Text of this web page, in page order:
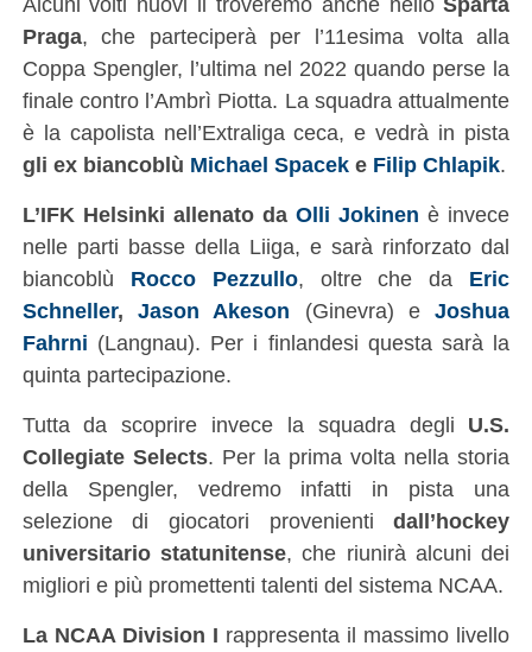
Praga, che parteciperà per l’11esima volta alla
Coppa Spengler, l’ultima nel 2022 quando perse la
finale contro l’Ambrì Piotta. La squadra attualmente
è la capolista nell’Extraliga ceca, e vedrà in pista
gli ex biancoblù Michael Spaceke Filip Chlapik.
L’IFK Helsinki allenato daOlli Jokinen è invece
nelle parti basse della Liiga, e sarà rinforzato dal
biancoblù Rocco Pezzullo, oltre che da Eric
Schneller, Jason Akeson (Ginevra) eJoshua
Fahrni (Langnau). Per i finlandesi questa sarà la
quinta partecipazione.
Tutta da scoprire invece la squadra degli U.S.
Collegiate Selects. Per la prima volta nella storia
della Spengler, vedremo infatti in pista una
selezione di giocatori provenientidall’hockey
universitario statunitense, che riunirà alcuni dei
migliori e più promettenti talenti del sistema NCAA.
La NCAA Division I rappresenta il massimo livello